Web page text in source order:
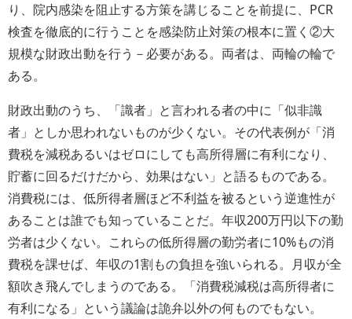
り、院内感染を阻止する方策を講じることを前提に、PCR
検査を徹底的に行うことを感染防止対策の根本に置く②大
規模な財政出動を行う－必要がある。両者は、両輪の輪で
ある。
財政出動のうち、「識者」と言われる者の中に「似非識
者」としか思われないものが少くない。その代表例が「消
費税を減税あるいはゼロにしても高所得層に有利になり、
貯蓄に回るだけだから、効果はない」と語るものである。
消費税には、低所得者層ほど不利益を被るという逆進性が
あることは誰でも知っていることだ。年収200万円以下の勤
労者は少くない。これらの低所得層の勤労者に10%もの消
費税を課せば、年収の1割もの負担を強いられる。月収が全
額吹き飛んでしまうのである。「消費税減税は高所得者に
有利になる」という議論は詭弁以外の何ものでもない。